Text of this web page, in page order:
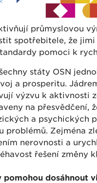
průmyslovou
spotřebitele, že
pomoci k
státy OSN
a prosperitu.
výzvu k aktivnosti
na přesvědčení,
a psychických
problémů. Zejména
nerovnosti a
řešení změny
pomohou dosáhnout